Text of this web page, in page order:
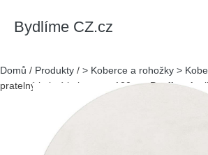
Bydlíme CZ.cz
Domů / Produkty / > Koberce a rohožky >
pratelný kulatý koberec ø 120 cm Pouffy –